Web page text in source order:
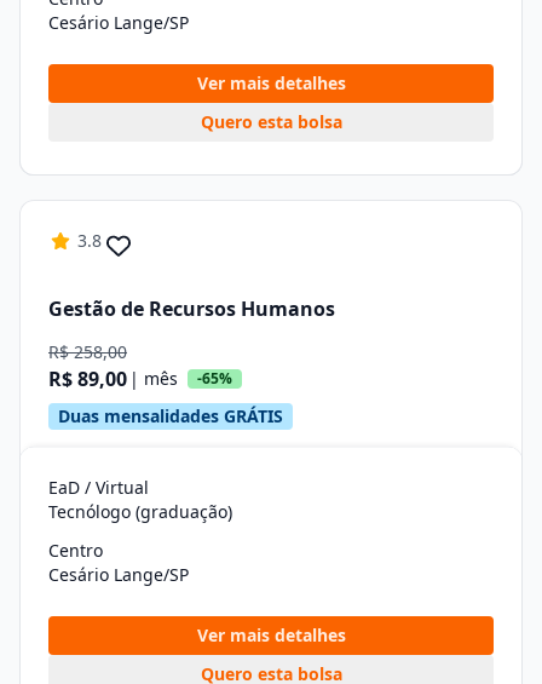
Cesário Lange/SP
Ver mais detalhes
Quero esta bolsa
3.8
Gestão de Recursos Humanos
R$ 258,00
R$ 89,00 | mês -65%
Duas mensalidades GRÁTIS
EaD / Virtual
Tecnólogo (graduação)
Centro
Cesário Lange/SP
Ver mais detalhes
Quero esta bolsa